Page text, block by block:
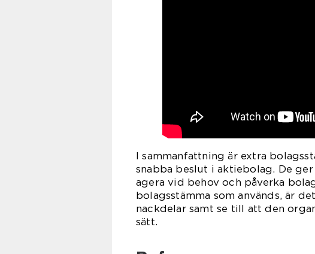
I sammanfattning är extra
snabba beslut i aktiebolag. De
agera vid behov och påverka
bolagsstämma som används, är
nackdelar samt se till att den
sätt.